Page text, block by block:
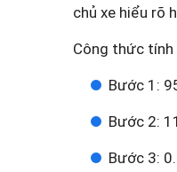
chủ xe hiểu rõ
Công thức tính
Bước 1:
Bước 2:
Bước 3: